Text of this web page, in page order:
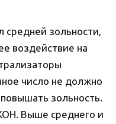
средней зольности,
воздействие на
число не должно
зольность.
Выше среднего и